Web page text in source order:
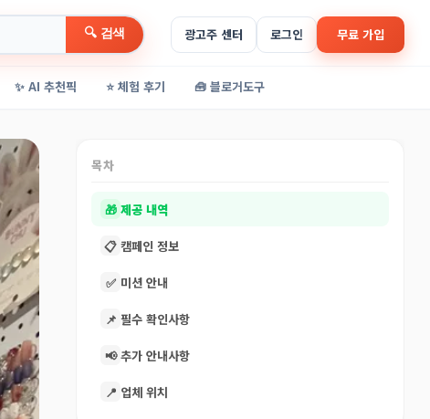
🔍 검색 광고주 센터 로그인 무료 가입
✨ AI 추천픽 ⭐ 체험 후기 🧰 블로거도구
목차
🎁 제공 내역
📋 캠페인 정보
✅ 미션 안내
📌 필수 확인사항
📢 추가 안내사항
📍 업체 위치